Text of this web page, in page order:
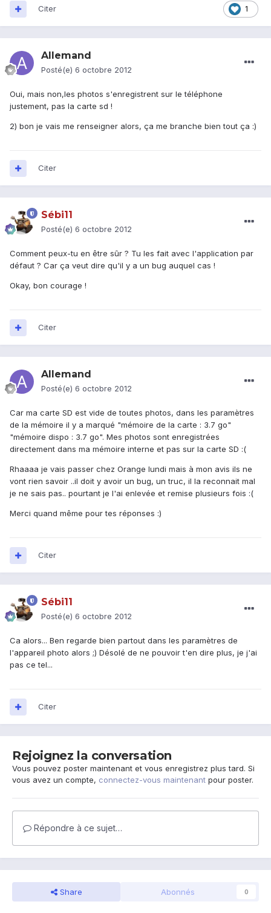
1
Citer
Allemand
Posté(e) 6 octobre 2012
Oui, mais non,les photos s'enregistrent sur le téléphone
justement, pas la carte sd !
2) bon je vais me renseigner alors, ça me branche bien tout ça :)
Citer
Sébi11
Posté(e) 6 octobre 2012
Comment peux-tu en être sûr ? Tu les fait avec l'application par
défaut ? Car ça veut dire qu'il y a un bug auquel cas !
Okay, bon courage !
Citer
Allemand
Posté(e) 6 octobre 2012
Car ma carte SD est vide de toutes photos, dans les paramètres
de la mémoire il y a marqué "mémoire de la carte : 3.7 go"
"mémoire dispo : 3.7 go". Mes photos sont enregistrées
directement dans ma mémoire interne et pas sur la carte SD :(
Rhaaaa je vais passer chez Orange lundi mais à mon avis ils ne
vont rien savoir ..il doit y avoir un bug, un truc, il la reconnait mal
je ne sais pas.. pourtant je l'ai enlevée et remise plusieurs fois :(
Merci quand même pour tes réponses :)
Citer
Sébi11
Posté(e) 6 octobre 2012
Ca alors... Ben regarde bien partout dans les paramètres de
l'appareil photo alors ;) Désolé de ne pouvoir t'en dire plus, je j'ai
pas ce tel...
Citer
Rejoignez la conversation
Vous pouvez poster maintenant et vous enregistrez plus tard. Si
vous avez un compte, connectez-vous maintenant pour poster.
Répondre à ce sujet…
Share Abonnés 0